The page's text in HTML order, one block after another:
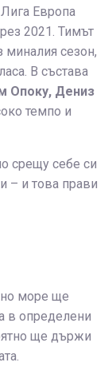
Европа
2021. Тимът
сезон,
В състава
Опоку, Дениз
темпо и
срещу себе си
– и това прави
море ще
в определени
ще държи